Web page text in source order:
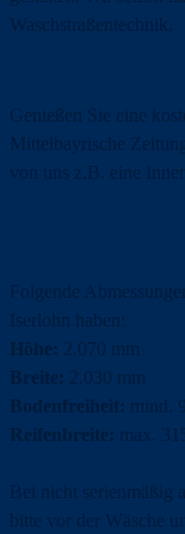
Waschstraßentechnik.
Genießen Sie eine
Mittelbayrische
von uns z.B. eine
Folgende
Iserlohn haben:
Höhe: 2.070 mm
Breite: 2.030 mm
Bodenfreiheit: mind.
Reifenbreite: max.
Bei nicht serienmäßig
bitte vor der Wäsche